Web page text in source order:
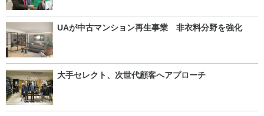
UAが中古マンション再生事業 非衣料分野を強化
大手セレクト、次世代顧客へアプローチ